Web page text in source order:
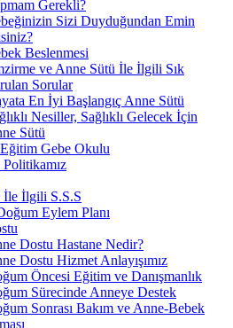
Gerekli?
Sizi Duyduğundan Emin
Beslenmesi
ve Anne Sütü İle İlgili Sık
Sorular
En İyi Başlangıç Anne Sütü
Nesiller, Sağlıklı Gelecek İçin
Sütü
Gebe Okulu
İle İlgili S.S.S
Eylem Planı
Dostu Hastane Nedir?
Dostu Hizmet Anlayışımız
Öncesi Eğitim ve Danışmanlık
Sürecinde Anneye Destek
Sonrası Bakım ve Anne-Bebek